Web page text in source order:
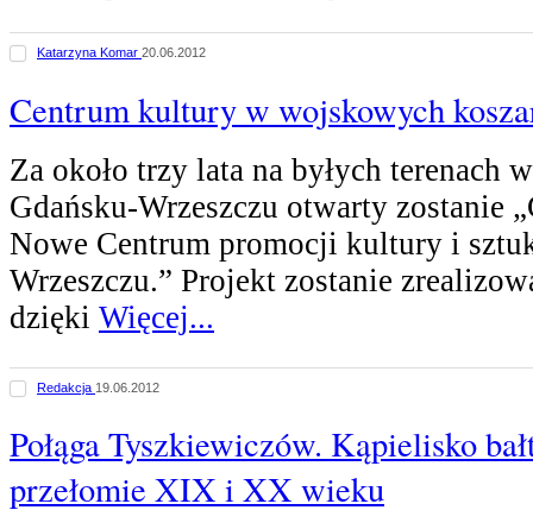
Katarzyna Komar 20.06.2012
Centrum kultury w wojskowych
Za około trzy lata na byłych terenach
Gdańsku-Wrzeszczu otwarty zostanie
Nowe Centrum promocji kultury i
Wrzeszczu.” Projekt zostanie
dzięki Więcej...
Redakcja 19.06.2012
Połąga Tyszkiewiczów. Kąpielisko
przełomie XIX i XX wieku